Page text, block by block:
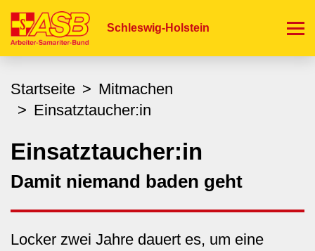
zum
Schleswig-Holstein
Startseite
Mitmachen
Einsatztaucher:in
Einsatztaucher:in
Damit niemand baden geht
Locker zwei Jahre dauert es, um eine